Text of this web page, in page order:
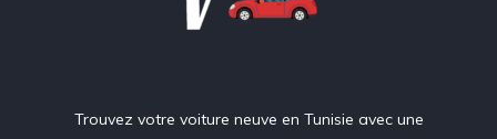
Trouvez votre voiture neuve en Tunisie avec une